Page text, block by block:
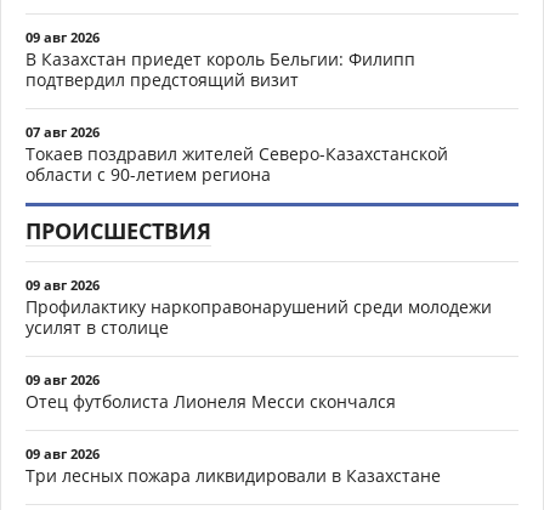
09 авг 2026
В Казахстан приедет король Бельгии: Филипп
подтвердил предстоящий визит
07 авг 2026
Токаев поздравил жителей Северо-Казахстанской
области с 90-летием региона
ПРОИСШЕСТВИЯ
09 авг 2026
Профилактику наркоправонарушений среди молодежи
усилят в столице
09 авг 2026
Отец футболиста Лионеля Месси скончался
09 авг 2026
Три лесных пожара ликвидировали в Казахстане